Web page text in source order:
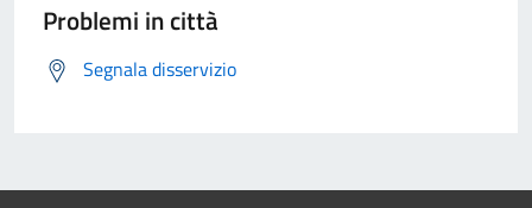
Problemi in città
Segnala disservizio